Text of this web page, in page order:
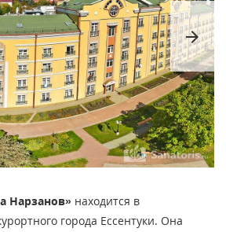
arrow_forward
Нарзанов» находится в
города Ессентуки. Она